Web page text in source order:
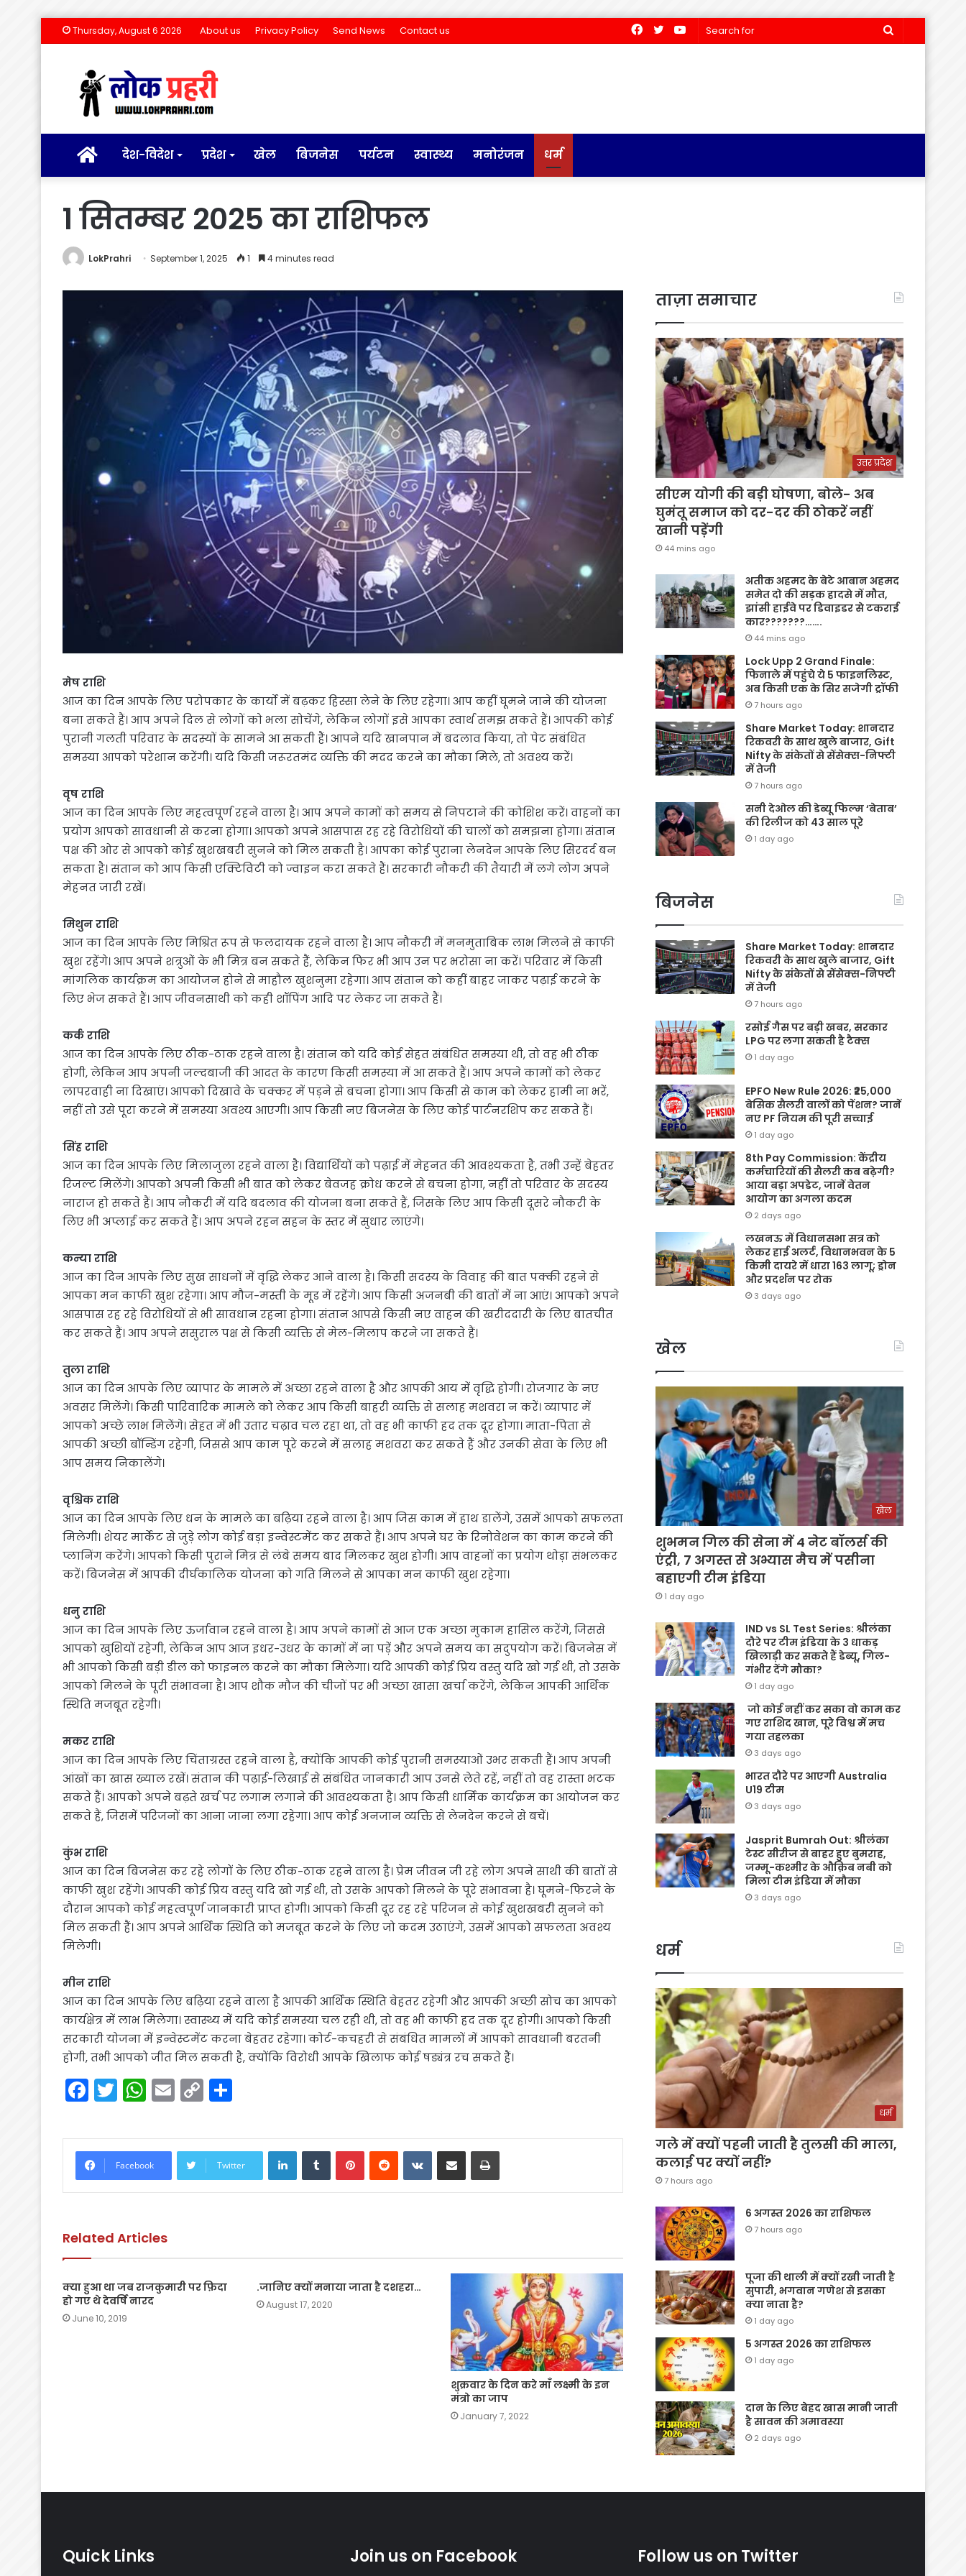
Thursday, August 6 2026 About us Privacy Policy Send News Contact us
Search
YouTube
Twitter
Facebook
होम देश-विदेश प्रदेश खेल बिजनेस पर्यटन स्वास्थ्य मनोरंजन धर्म
1 सितम्बर 2025 का राशिफल
LokPrahri September 1, 2025 1 4 minutes read
मेष राशि
आज का दिन आपके लिए परोपकार के कार्यो में बढ़कर हिस्सा लेने के लिए रहेगा। आप कहीं घूमने जाने की योजना
बना सकते हैं। आप अपने दिल से लोगों को भला सोचेंगे, लेकिन लोगों इसे आपका स्वार्थ समझ सकते हैं। आपकी कोई
पुरानी गलती परिवार के सदस्यों के सामने आ सकती हैं। आपने यदि खानपान में बदलाव किया, तो पेट संबंधित
समस्या आपको परेशान करेंगी। यदि किसी जरूरतमंद व्यक्ति की मदद करने का मौका मिले, तो अवश्य करें।
वृष राशि
आज का दिन आपके लिए महत्वपूर्ण रहने वाला है। आप अपने कामों को समय से निपटाने की कोशिश करें। वाहनों का
प्रयोग आपको सावधानी से करना होगा। आपको अपने आसपास रह रहे विरोधियों की चालों को समझना होगा। संतान
पक्ष की ओर से आपको कोई खुशखबरी सुनने को मिल सकती है। आपका कोई पुराना लेनदेन आपके लिए सिरदर्द बन
सकता है। संतान को आप किसी एक्टिविटी को ज्वाइन करा सकते हैं। सरकारी नौकरी की तैयारी में लगे लोग अपने
मेहनत जारी रखें।
मिथुन राशि
आज का दिन आपके लिए मिश्रित रूप से फलदायक रहने वाला है। आप नौकरी में मनमुताबिक लाभ मिलने से काफी
खुश रहेंगे। आप अपने शत्रुओं के भी मित्र बन सकते हैं, लेकिन फिर भी आप उन पर भरोसा ना करें। परिवार में किसी
मांगलिक कार्यक्रम का आयोजन होने से माहौल खुशनुमा रहेगा। आप संतान को कहीं बाहर जाकर पढ़ाई करने के
लिए भेज सकते हैं। आप जीवनसाथी को कही शॉपिंग आदि पर लेकर जा सकते हैं।
कर्क राशि
आज का दिन आपके लिए ठीक-ठाक रहने वाला है। संतान को यदि कोई सेहत संबंधित समस्या थी, तो वह भी ठीक
होगी, लेकिन आप अपनी जल्दबाजी की आदत के कारण किसी समस्या में आ सकते हैं। आप अपने कामों को लेकर
लापरवाही ना दिखाएं। आपको दिखावे के चक्कर में पड़ने से बचना होगा। आप किसी से काम को लेकर हामी ना भरें,
नहीं तो उसे पूरा करने में समस्या अवश्य आएगी। आप किसी नए बिजनेस के लिए कोई पार्टनरशिप कर सकते हैं।
सिंह राशि
आज का दिन आपके लिए मिलाजुला रहने वाला है। विद्यार्थियों को पढ़ाई में मेहनत की आवश्यकता है, तभी उन्हें बेहतर
रिजल्ट मिलेंगे। आपको अपनी किसी भी बात को लेकर बेवजह क्रोध करने से बचना होगा, नहीं तो परिवार के सदस्य
नाराज हो सकते हैं। आप नौकरी में यदि बदलाव की योजना बना सकते हैं, जिसके लिए आप किसी दूसरे नौकरी के
लिए भी अप्लाई कर सकते हैं। आप अपने रहन सहन के स्तर में सुधार लाएंगे।
कन्या राशि
आज का दिन आपके लिए सुख साधनों में वृद्धि लेकर आने वाला है। किसी सदस्य के विवाह की बात पक्की रहने से
आपका मन काफी खुश रहेगा। आप मौज-मस्ती के मूड में रहेंगे। आप किसी अजनबी की बातों में ना आएं। आपको अपने
आसपास रह रहे विरोधियों से भी सावधान रहना होगा। संतान आपसे किसी नए वाहन की खरीददारी के लिए बातचीत
कर सकते हैं। आप अपने ससुराल पक्ष से किसी व्यक्ति से मेल-मिलाप करने जा सकते हैं।
तुला राशि
आज का दिन आपके लिए व्यापार के मामले में अच्छा रहने वाला है और आपकी आय में वृद्धि होगी। रोजगार के नए
अवसर मिलेंगे। किसी पारिवारिक मामले को लेकर आप किसी बाहरी व्यक्ति से सलाह मशवरा न करें। व्यापार में
आपको अच्छे लाभ मिलेंगे। सेहत में भी उतार चढ़ाव चल रहा था, तो वह भी काफी हद तक दूर होगा। माता-पिता से
आपकी अच्छी बॉन्डिंग रहेगी, जिससे आप काम पूरे करने में सलाह मशवरा कर सकते हैं और उनकी सेवा के लिए भी
आप समय निकालेंगे।
वृश्चिक राशि
आज का दिन आपके लिए धन के मामले का बढ़िया रहने वाला है। आप जिस काम में हाथ डालेंगे, उसमें आपको सफलता
मिलेगी। शेयर मार्केट से जुड़े लोग कोई बड़ा इन्वेस्टमेंट कर सकते हैं। आप अपने घर के रिनोवेशन का काम करने की
प्लानिंग करेंगे। आपको किसी पुराने मित्र से लंबे समय बाद मिलकर खुश होगी। आप वाहनों का प्रयोग थोड़ा संभलकर
करें। बिजनेस में आपकी दीर्घकालिक योजना को गति मिलने से आपका मन काफी खुश रहेगा।
धनु राशि
आज का दिन आपके लिए ऊर्जावान रहने वाला है। आप अपने कामों से आज एक अच्छा मुकाम हासिल करेंगे, जिससे
आपको खुशियों रहेगी, लेकिन आप आज इधर-उधर के कामों में ना पड़ें और अपने समय का सदुपयोग करें। बिजनेस में
भी आपको किसी बड़ी डील को फाइनल करने का मौका मिलेगा। यदि आपकी कोई प्रिय वस्तु यदि खो गई थी, तो उसके
आपको मिलने के पूरी संभावना है। आप शौक मौज की चीजों पर भी अच्छा खासा खर्चा करेंगे, लेकिन आपकी आर्थिक
स्थिति मजबूत रहेगी।
मकर राशि
आज का दिन आपके लिए चिंताग्रस्त रहने वाला है, क्योंकि आपकी कोई पुरानी समस्याओं उभर सकती हैं। आप अपनी
आंखों का खास ख्याल रखें। संतान की पढ़ाई-लिखाई से संबंधित जानकारी आप उनसे लेते रहें, नहीं तो वह रास्ता भटक
सकते हैं। आपको अपने बढ़ते खर्च पर लगाम लगाने की आवश्यकता है। आप किसी धार्मिक कार्यक्रम का आयोजन कर
सकते हैं, जिसमें परिजनों का आना जाना लगा रहेगा। आप कोई अनजान व्यक्ति से लेनदेन करने से बचें।
कुंभ राशि
आज का दिन बिजनेस कर रहे लोगों के लिए ठीक-ठाक रहने वाला है। प्रेम जीवन जी रहे लोग अपने साथी की बातों से
काफी खुश रहेंगे। आपकी कोई प्रिय वस्तु यदि खो गई थी, तो उसके आपको मिलने के पूरे संभावना है। घूमने-फिरने के
दौरान आपको कोई महत्वपूर्ण जानकारी प्राप्त होगी। आपको किसी दूर रह रहे परिजन से कोई खुशखबरी सुनने को
मिल सकती हैं। आप अपने आर्थिक स्थिति को मजबूत करने के लिए जो कदम उठाएंगे, उसमें आपको सफलता अवश्य
मिलेगी।
मीन राशि
आज का दिन आपके लिए बढ़िया रहने वाला है आपकी आर्थिक स्थिति बेहतर रहेगी और आपकी अच्छी सोच का आपको
कार्यक्षेत्र में लाभ मिलेगा। स्वास्थ्य में यदि कोई समस्या चल रही थी, तो वह भी काफी हद तक दूर होगी। आपको किसी
सरकारी योजना में इन्वेस्टमेंट करना बेहतर रहेगा। कोर्ट-कचहरी से संबंधित मामलों में आपको सावधानी बरतनी
होगी, तभी आपको जीत मिल सकती है, क्योंकि विरोधी आपके खिलाफ कोई षड्यंत्र रच सकते हैं।
F
c
e
b
o
k
T
itt
er
W
a
ts
A
p
E
ai
l
C
p
y
Li
ar
e
Facebook Twitter
LinkedInTumblrPinterestReddit VKontakte
Share via Email Print
Related Articles
क्या हुआ था जब राजकुमारी पर फ़िदा
हो गए थे देवर्षि नारद
June 10, 2019
.जानिए क्यों मनाया जाता है दशहरा…
August 17, 2020
शुक्रवार के दिन करे माँ लक्ष्मी के इन
मंत्रो का जाप
January 7, 2022
ताज़ा समाचार
उत्तर प्रदेश
सीएम योगी की बड़ी घोषणा, बोले- अब
घुमंतू समाज को दर-दर की ठोकरें नहीं
खानी पड़ेंगी
44 mins ago
अतीक अहमद के बेटे आबान अहमद
समेत दो की सड़क हादसे में मौत,
झांसी हाईवे पर डिवाइडर से टकराई
कार???????…….
44 mins ago
Lock Upp 2 Grand Finale:
फिनाले में पहुंचे ये 5 फाइनलिस्ट,
अब किसी एक के सिर सजेगी ट्रॉफी
7 hours ago
Share Market Today: शानदार
रिकवरी के साथ खुले बाजार, Gift
Nifty के संकेतों से सेंसेक्स-निफ्टी
में तेजी
7 hours ago
सनी देओल की डेब्यू फिल्म ‘बेताब’
की रिलीज को 43 साल पूरे
1 day ago
बिजनेस
Share Market Today: शानदार
रिकवरी के साथ खुले बाजार, Gift
Nifty के संकेतों से सेंसेक्स-निफ्टी
में तेजी
7 hours ago
रसोई गैस पर बड़ी खबर, सरकार
LPG पर लगा सकती है टैक्स
1 day ago
EPFO New Rule 2026: ₹25,000
बेसिक सैलरी वालों को पेंशन? जानें
नए PF नियम की पूरी सच्चाई
1 day ago
8th Pay Commission: केंद्रीय
कर्मचारियों की सैलरी कब बढ़ेगी?
आया बड़ा अपडेट, जानें वेतन
आयोग का अगला कदम
2 days ago
लखनऊ में विधानसभा सत्र को
लेकर हाई अलर्ट, विधानभवन के 5
किमी दायरे में धारा 163 लागू; ड्रोन
और प्रदर्शन पर रोक
3 days ago
खेल
खेल
शुभमन गिल की सेना में 4 नेट बॉलर्स की
एंट्री, 7 अगस्त से अभ्यास मैच में पसीना
बहाएगी टीम इंडिया
1 day ago
IND vs SL Test Series: श्रीलंका
दौरे पर टीम इंडिया के 3 धाकड़
खिलाड़ी कर सकते हैं डेब्यू, गिल-
गंभीर देंगे मौका?
1 day ago
जो कोई नहीं कर सका वो काम कर
गए राशिद खान, पूरे विश्व में मच
गया तहलका
3 days ago
भारत दौरे पर आएगी Australia
U19 टीम
3 days ago
Jasprit Bumrah Out: श्रीलंका
टेस्ट सीरीज से बाहर हुए बुमराह,
जम्मू-कश्मीर के औक़िब नबी को
मिला टीम इंडिया में मौका
3 days ago
धर्म
धर्म
गले में क्यों पहनी जाती है तुलसी की माला,
कलाई पर क्यों नहीं?
7 hours ago
6 अगस्त 2026 का राशिफल
7 hours ago
पूजा की थाली में क्यों रखी जाती है
सुपारी, भगवान गणेश से इसका
क्या नाता है?
1 day ago
5 अगस्त 2026 का राशिफल
1 day ago
दान के लिए बेहद खास मानी जाती
है सावन की अमावस्या
2 days ago
Quick Links Join us on Facebook Follow us on Twitter